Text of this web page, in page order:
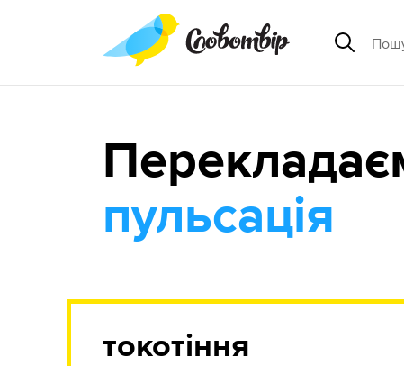
пульсація
токотіння